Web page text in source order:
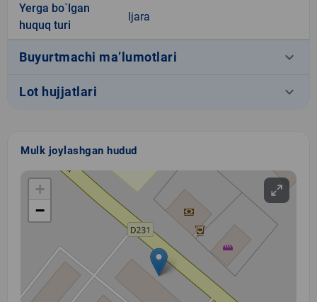
Yerga bo`lgan
huquq turi
Ijara
Buyurtmachi ma’lumotlari keyboard_arrow_down
Lot hujjatlari keyboard_arrow_down
Mulk joylashgan hudud
+
−